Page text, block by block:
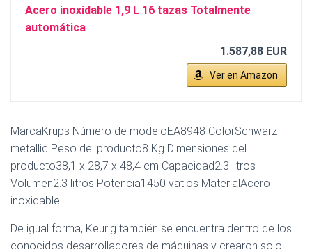
Acero inoxidable 1,9 L 16 tazas Totalmente
automática
1.587,88 EUR
Ver en Amazon
MarcaKrups Número de modeloEA8948 ColorSchwarz-
metallic Peso del producto8 Kg Dimensiones del
producto38,1 x 28,7 x 48,4 cm Capacidad2.3 litros
Volumen2.3 litros Potencia1450 vatios MaterialAcero
inoxidable
De igual forma, Keurig también se encuentra dentro de los
conocidos desarrolladores de máquinas y crearon solo